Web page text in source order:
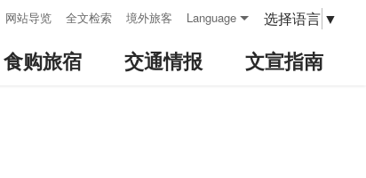
网站导览 全文检索 境外旅客 Language 选择语言 ▼
食购旅宿 交通情报 文宣指南